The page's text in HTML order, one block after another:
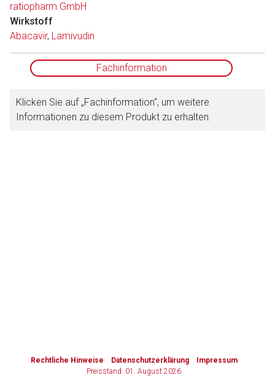
ratiopharm GmbH
Wirkstoff
Abacavir, Lamivudin
Fachinformation
Klicken Sie auf „Fachinformation“, um weitere
Informationen zu diesem Produkt zu erhalten.
Rechtliche Hinweise Datenschutzerklärung
Impressum
Preisstand: 01. August 2026
Aufruf einer externen Seite
Der von Ihnen aufgerufene Link öffnet eine externe Web-
Seite. Für die Inhalte der externen Web-Seite ist deren
Datenschutzbestimmungen.